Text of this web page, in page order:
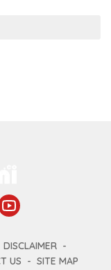
DISCLAIMER
US SITE MAP